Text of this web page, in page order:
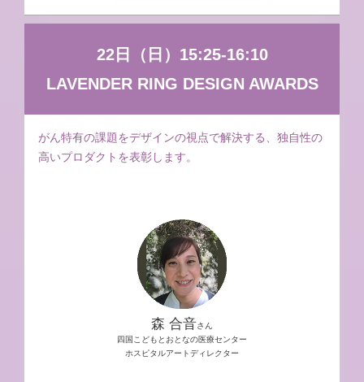
22日（日）15:25-16:10
LAVENDER RING DESIGN AWARDS
がん特有の課題をデザインの視点で解決する、独自性の
高いプロダクトを表彰します。
森 合音さん
四国こどもとおとなの医療センター
ホスピタルアートディレクター